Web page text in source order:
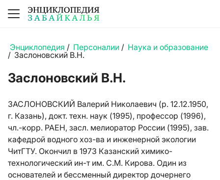
Энциклопедия / Персоналии / Наука и образование
/ Заслоновский В.Н.
Заслоновский В.Н.
ЗАСЛОНОВСКИЙ Валерий Николаевич (р. 12.12.1950,
г. Казань), докт. техн. наук (1995), профессор (1996),
чл.-корр. РАЕН, засл. мелиоратор России (1995), зав.
кафедрой водного хоз-ва и инженерной экологии
ЧитГТУ. Окончил в 1973 Казанский химико-
технологический ин-т им. С.М. Кирова. Один из
основателей и бессменный директор дочернего